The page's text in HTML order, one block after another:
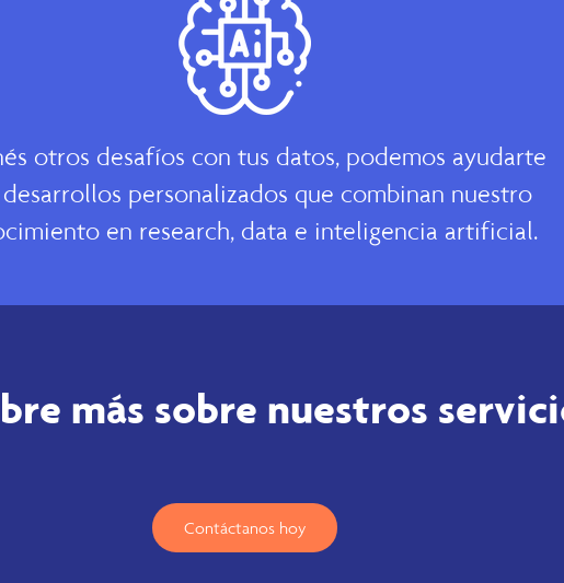
otros desafíos con tus datos, podemos ayudarte
personalizados que combinan nuestro
en research, data e inteligencia artificial.
más sobre nuestros
Contáctanos hoy